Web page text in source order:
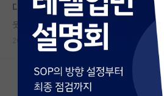
연구실&오픈랩
커뮤니티
커뮤니티 홈
전체글보기
대통령과학장학금 1차 결과
웃는 스티븐 호킹
2026.06.12 14 5375